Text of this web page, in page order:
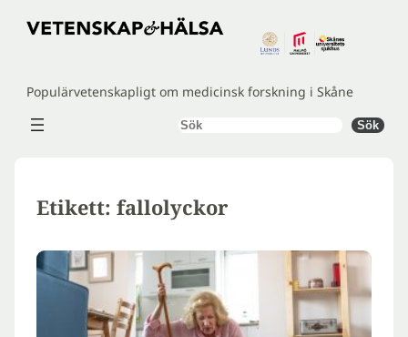
Hoppa
Populärvetenskapligt om medicinsk forskning i Skåne
Sök Sök
Etikett: fallolyckor